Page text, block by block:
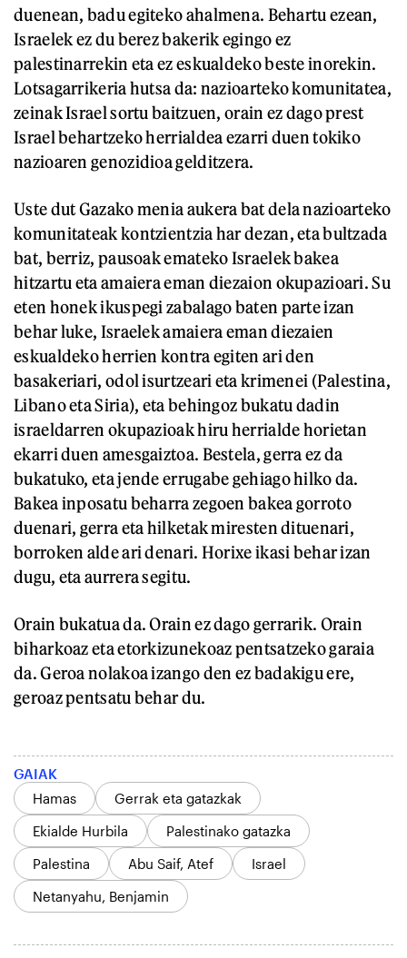
duenean, badu egiteko ahalmena. Behartu ezean,
Israelek ez du berez bakerik egingo ez
palestinarrekin eta ez eskualdeko beste inorekin.
Lotsagarrikeria hutsa da: nazioarteko komunitatea,
zeinak Israel sortu baitzuen, orain ez dago prest
Israel behartzeko herrialdea ezarri duen tokiko
nazioaren genozidioa gelditzera.
Uste dut Gazako menia aukera bat dela nazioarteko
komunitateak kontzientzia har dezan, eta bultzada
bat, berriz, pausoak emateko Israelek bakea
hitzartu eta amaiera eman diezaion okupazioari. Su
eten honek ikuspegi zabalago baten parte izan
behar luke, Israelek amaiera eman diezaien
eskualdeko herrien kontra egiten ari den
basakeriari, odol isurtzeari eta krimenei (Palestina,
Libano eta Siria), eta behingoz bukatu dadin
israeldarren okupazioak hiru herrialde horietan
ekarri duen amesgaiztoa. Bestela, gerra ez da
bukatuko, eta jende errugabe gehiago hilko da.
Bakea inposatu beharra zegoen bakea gorroto
duenari, gerra eta hilketak miresten dituenari,
borroken alde ari denari. Horixe ikasi behar izan
dugu, eta aurrera segitu.
Orain bukatua da. Orain ez dago gerrarik. Orain
biharkoaz eta etorkizunekoaz pentsatzeko garaia
da. Geroa nolakoa izango den ez badakigu ere,
geroaz pentsatu behar du.
GAIAK
Hamas
Gerrak eta gatazkak
Ekialde Hurbila
Palestinako gatazka
Palestina
Abu Saif, Atef
Israel
Netanyahu, Benjamin